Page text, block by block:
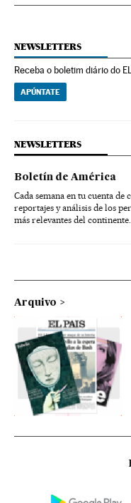
NEWSLETTERS
Receba o boletim diário do
APÚNTATE
NEWSLETTERS
Boletín de América
Cada semana en tu cuenta
reportajes y análisis de los
más relevantes del continente.
Arquivo